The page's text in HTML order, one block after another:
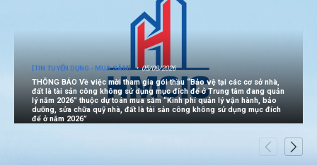
[TIN TUYỂN DỤNG - MUA SẮM] 05/08/2026
THÔNG BÁO Về việc mời tham gia gói thầu “Bảo vệ tại các cơ sở nhà,
đất là tài sản công không sử dụng mục đích để ở Trung tâm đang quản
lý năm 2026” thuộc dự toán mua sắm “Kinh phí quản lý vận hành, bảo
dưỡng, sửa chữa quỹ nhà, đất là tài sản công không sử dụng mục đích
để ở năm 2026”